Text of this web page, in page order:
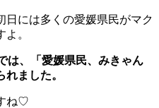
日には多くの愛媛県民がマク
。
は、「愛媛県民、みきゃん
ました。
ね♡